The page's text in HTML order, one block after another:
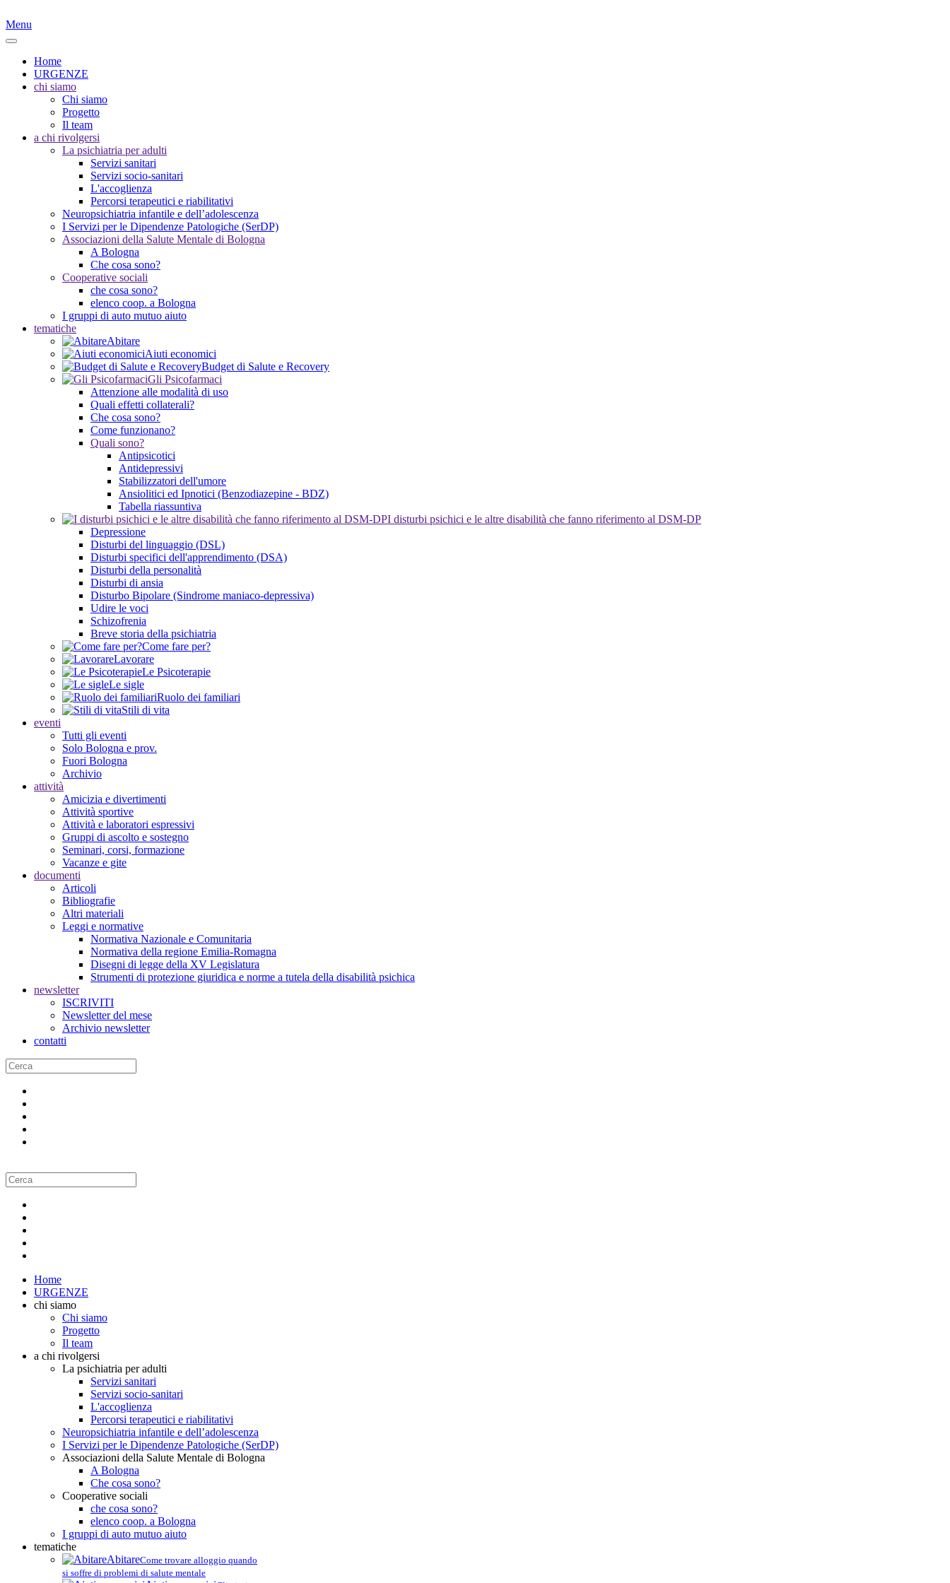
Menu
Home
URGENZE
chi siamo
Chi siamo
Progetto
Il team
a chi rivolgersi
La psichiatria per adulti
Servizi sanitari
Servizi socio-sanitari
L'accoglienza
Percorsi terapeutici e riabilitativi
Neuropsichiatria infantile e dell’adolescenza
I Servizi per le Dipendenze Patologiche (SerDP)
Associazioni della Salute Mentale di Bologna
A Bologna
Che cosa sono?
Cooperative sociali
che cosa sono?
elenco coop. a Bologna
I gruppi di auto mutuo aiuto
tematiche
Abitare
Aiuti economici
Budget di Salute e Recovery
Gli Psicofarmaci
Attenzione alle modalità di uso
Quali effetti collaterali?
Che cosa sono?
Come funzionano?
Quali sono?
Antipsicotici
Antidepressivi
Stabilizzatori dell'umore
Ansiolitici ed Ipnotici (Benzodiazepine - BDZ)
Tabella riassuntiva
I disturbi psichici e le altre disabilità che fanno riferimento al DSM-DP
Depressione
Disturbi del linguaggio (DSL)
Disturbi specifici dell'apprendimento (DSA)
Disturbi della personalità
Disturbi di ansia
Disturbo Bipolare (Sindrome maniaco-depressiva)
Udire le voci
Schizofrenia
Breve storia della psichiatria
Come fare per?
Lavorare
Le Psicoterapie
Le sigle
Ruolo dei familiari
Stili di vita
eventi
Tutti gli eventi
Solo Bologna e prov.
Fuori Bologna
Archivio
attività
Amicizia e divertimenti
Attività sportive
Attività e laboratori espressivi
Gruppi di ascolto e sostegno
Seminari, corsi, formazione
Vacanze e gite
documenti
Articoli
Bibliografie
Altri materiali
Leggi e normative
Normativa Nazionale e Comunitaria
Normativa della regione Emilia-Romagna
Disegni di legge della XV Legislatura
Strumenti di protezione giuridica e norme a tutela della disabilità psichica
newsletter
ISCRIVITI
Newsletter del mese
Archivio newsletter
contatti
Home
URGENZE
chi siamo
Chi siamo
Progetto
Il team
a chi rivolgersi
La psichiatria per adulti
Servizi sanitari
Servizi socio-sanitari
L'accoglienza
Percorsi terapeutici e riabilitativi
Neuropsichiatria infantile e dell’adolescenza
I Servizi per le Dipendenze Patologiche (SerDP)
Associazioni della Salute Mentale di Bologna
A Bologna
Che cosa sono?
Cooperative sociali
che cosa sono?
elenco coop. a Bologna
I gruppi di auto mutuo aiuto
tematiche
AbitareCome trovare alloggio quando
si soffre di problemi di salute mentale